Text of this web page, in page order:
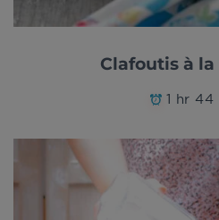
Clafoutis à
1 hr 44